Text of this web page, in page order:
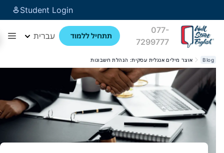
Student Login
077-
7299777
תתחיל ללמוד עברית
Blog אוצר מילים אנגלית עסקית: הנהלת חשבונות